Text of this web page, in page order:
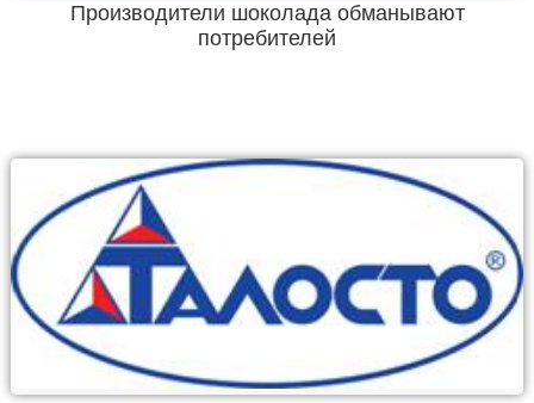
Производители шоколада обманывают
потребителей